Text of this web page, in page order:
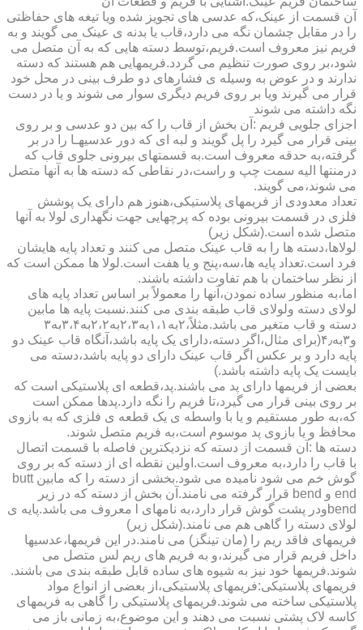
آن قسمت از عینک،که عدسی های تجویز شده ویا تیغه های حفاظتی
را در مقابل چشمان نگه می دارد،قاب یا بدنه ی عینک می گویند و به
فریم نیز معروف است.فریم،توسط دسته هایی که به آن متصل می
شود،بر روی صورت تنظیم می گردد.فریمهایی هم هستند که دسته
ندارند و در عوض به وسیله ی فشارهای دو طرف بینی در محل خود
قرار می گیرند ویا بر روی فریم دیگری سوار می شوند و یا در دست
نگه داشته می شوند
اجزای جلویی فریم :آن بخش از قاب را که بین دو عدسی و بر روی
بینی قرار می گیرد را پل گویند و لبه ای که دور عدسیهـا را در بر
گرفته،به حدقه معروف است.به قسمتهای بیرونی جلوی قاب که
درمنتها الیه سمت چپ و راست،در نقاطی که دسته ها به آنها متصل
می شوند،می گویند.
تعداد معدودی از فریمهای پلاستیکی،هنوز هم دارای یک پوشش
فلزی در قسمت بیرونی بوده که پرچهایی جهت نگهداری لولا به آنها
متصل شده است.(شکل زیر)
لولاها،دسته ها را به قاب عینک متصل می کنند و تعداد پایه هایشان
فرد است.تعداد پایه ها،سه،پنج و یا هفت است.لولا ها ممکن است که
از نظر ساختمان با هم تفاوت داشته باشند.
اما،به منظور ساده نمودن،آنها را معمولاً بر اساس تعداد پایه های
لولای دسته ولولای قاب طبقه بندی می کنند.نسبت پایه ها مابین
دسته و قاب متغیر می باشد.مثلاً،۲به۱،۱به۲،۳به۲،۲به۳،۴به۳
و۳به۴٫(برای مثال،اگر دسته،دارای یک پایه باشد،آنگاه قاب عینک دو
پایه دارد و بر عکس اگر قاب عینک دارای دو پایه باشد،دسته می
بایست یک پایه داشته باشد.)
بعضی از فریمها دارای پد می باشند.پد،قطعه ای پلاستیکی است که
بر روی بینی قرار می گیرد،تا فریم را نگه دارد.پدها ممکن است
که،به طور مستقیم و یا با واسطه ی یک قطعه ی فلزی که به بازوی
محافظ و یا بازوی پد موسوم است،به فریم متصل شوند.
دسته ها :آن قسمت از دسته که نزدیکترین فاصله با قسمت اتصال
با قاب را دارد،به معروف است.اولین نقطه ای از دسته که بر روی
گوش خم می شود نامیده می شود.بخشی از دسته را که مابین butt
end و bend قرار گرفته می نامند.آن بخش از دسته که در زیر
bendودر پشت گوش قرار دارد،به نامهای l معروف می باشد.پایه ی
لولای دسته را گاهی هم می نامند.(شکل زیر)
فریمهای فاقد ریم را (مان تینگز) می نامند.در این فریمها،عدسیها
داخل فریم قرار می گیرند،و به فریم های ریم لس متصل می
شوند.فریمها خود نیز به شیوه های ساده قابل طبقه بندی می باشند.
فریمهای پلاستیکی:فریمهای پلاستیکی،از بعضی از انواع مواد
پلاستیکی ساخته می شوند.فریمهای پلاستیکی را گاهی به فریمهای
کاسه لاک پشتی نسبت می دهند و این موضوع،به زمانی باز می